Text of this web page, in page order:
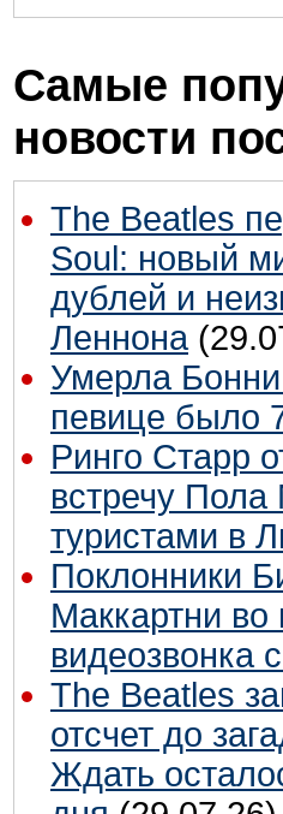
Самые
новости
The Beatles
Soul: новый
дублей и
Леннона
Умерла
певице было
Ринго Старр
встречу Пола
туристами в
Поклонники
Маккартни во
видеозвонка
The Beatles
отсчет до
Ждать